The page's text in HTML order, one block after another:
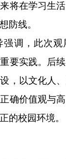
将在学习生
防线。
强调，此次观
要实践。后
，以文化人
确价值观与
的校园环境。